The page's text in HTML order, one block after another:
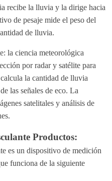
recibe la lluvia y la dirige hacia
de pesaje mide el peso del
de lluvia.
la ciencia meteorológica
por radar y satélite para
la cantidad de lluvia
las señales de eco. La
satelitales y análisis de
Productos:
es un dispositivo de medición
funciona de la siguiente